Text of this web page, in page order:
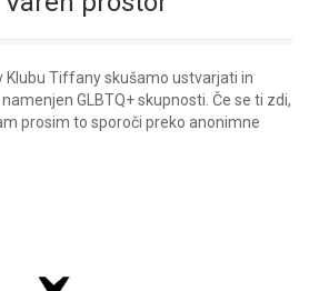
Klubu Tiffany skušamo ustvarjati in
GLBTQ+ skupnosti. Če se ti zdi,
prosim to sporoči preko anonimne